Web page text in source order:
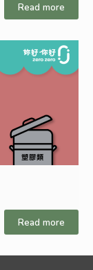
Read more
Read more